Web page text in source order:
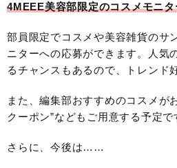
4MEEE美容部限定のコスメモニ
部員限定でコスメや美容雑貨のサ
ニターへの応募ができます。人気
るチャンスもあるので、トレンド
また、編集部おすすめのコスメが
クーポン”などもご用意する予定で
さらに、今後は……